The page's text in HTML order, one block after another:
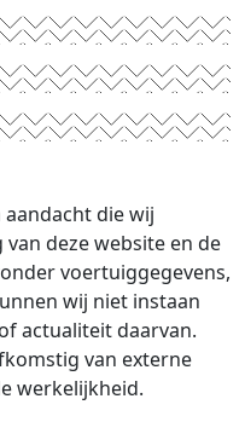
die wij
deze website en de
voertuiggegevens,
wij niet instaan
actualiteit daarvan.
van externe
werkelijkheid.